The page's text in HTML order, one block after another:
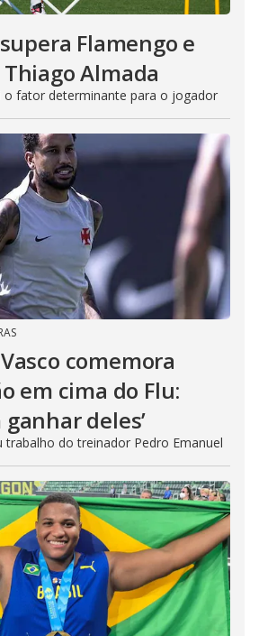
Flamengo e
Almada
fator determinante para o jogador
comemora
em cima do Flu:
deles’
trabalho do treinador Pedro Emanuel